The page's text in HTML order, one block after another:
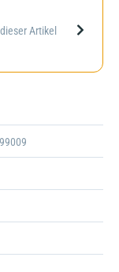
Artikel